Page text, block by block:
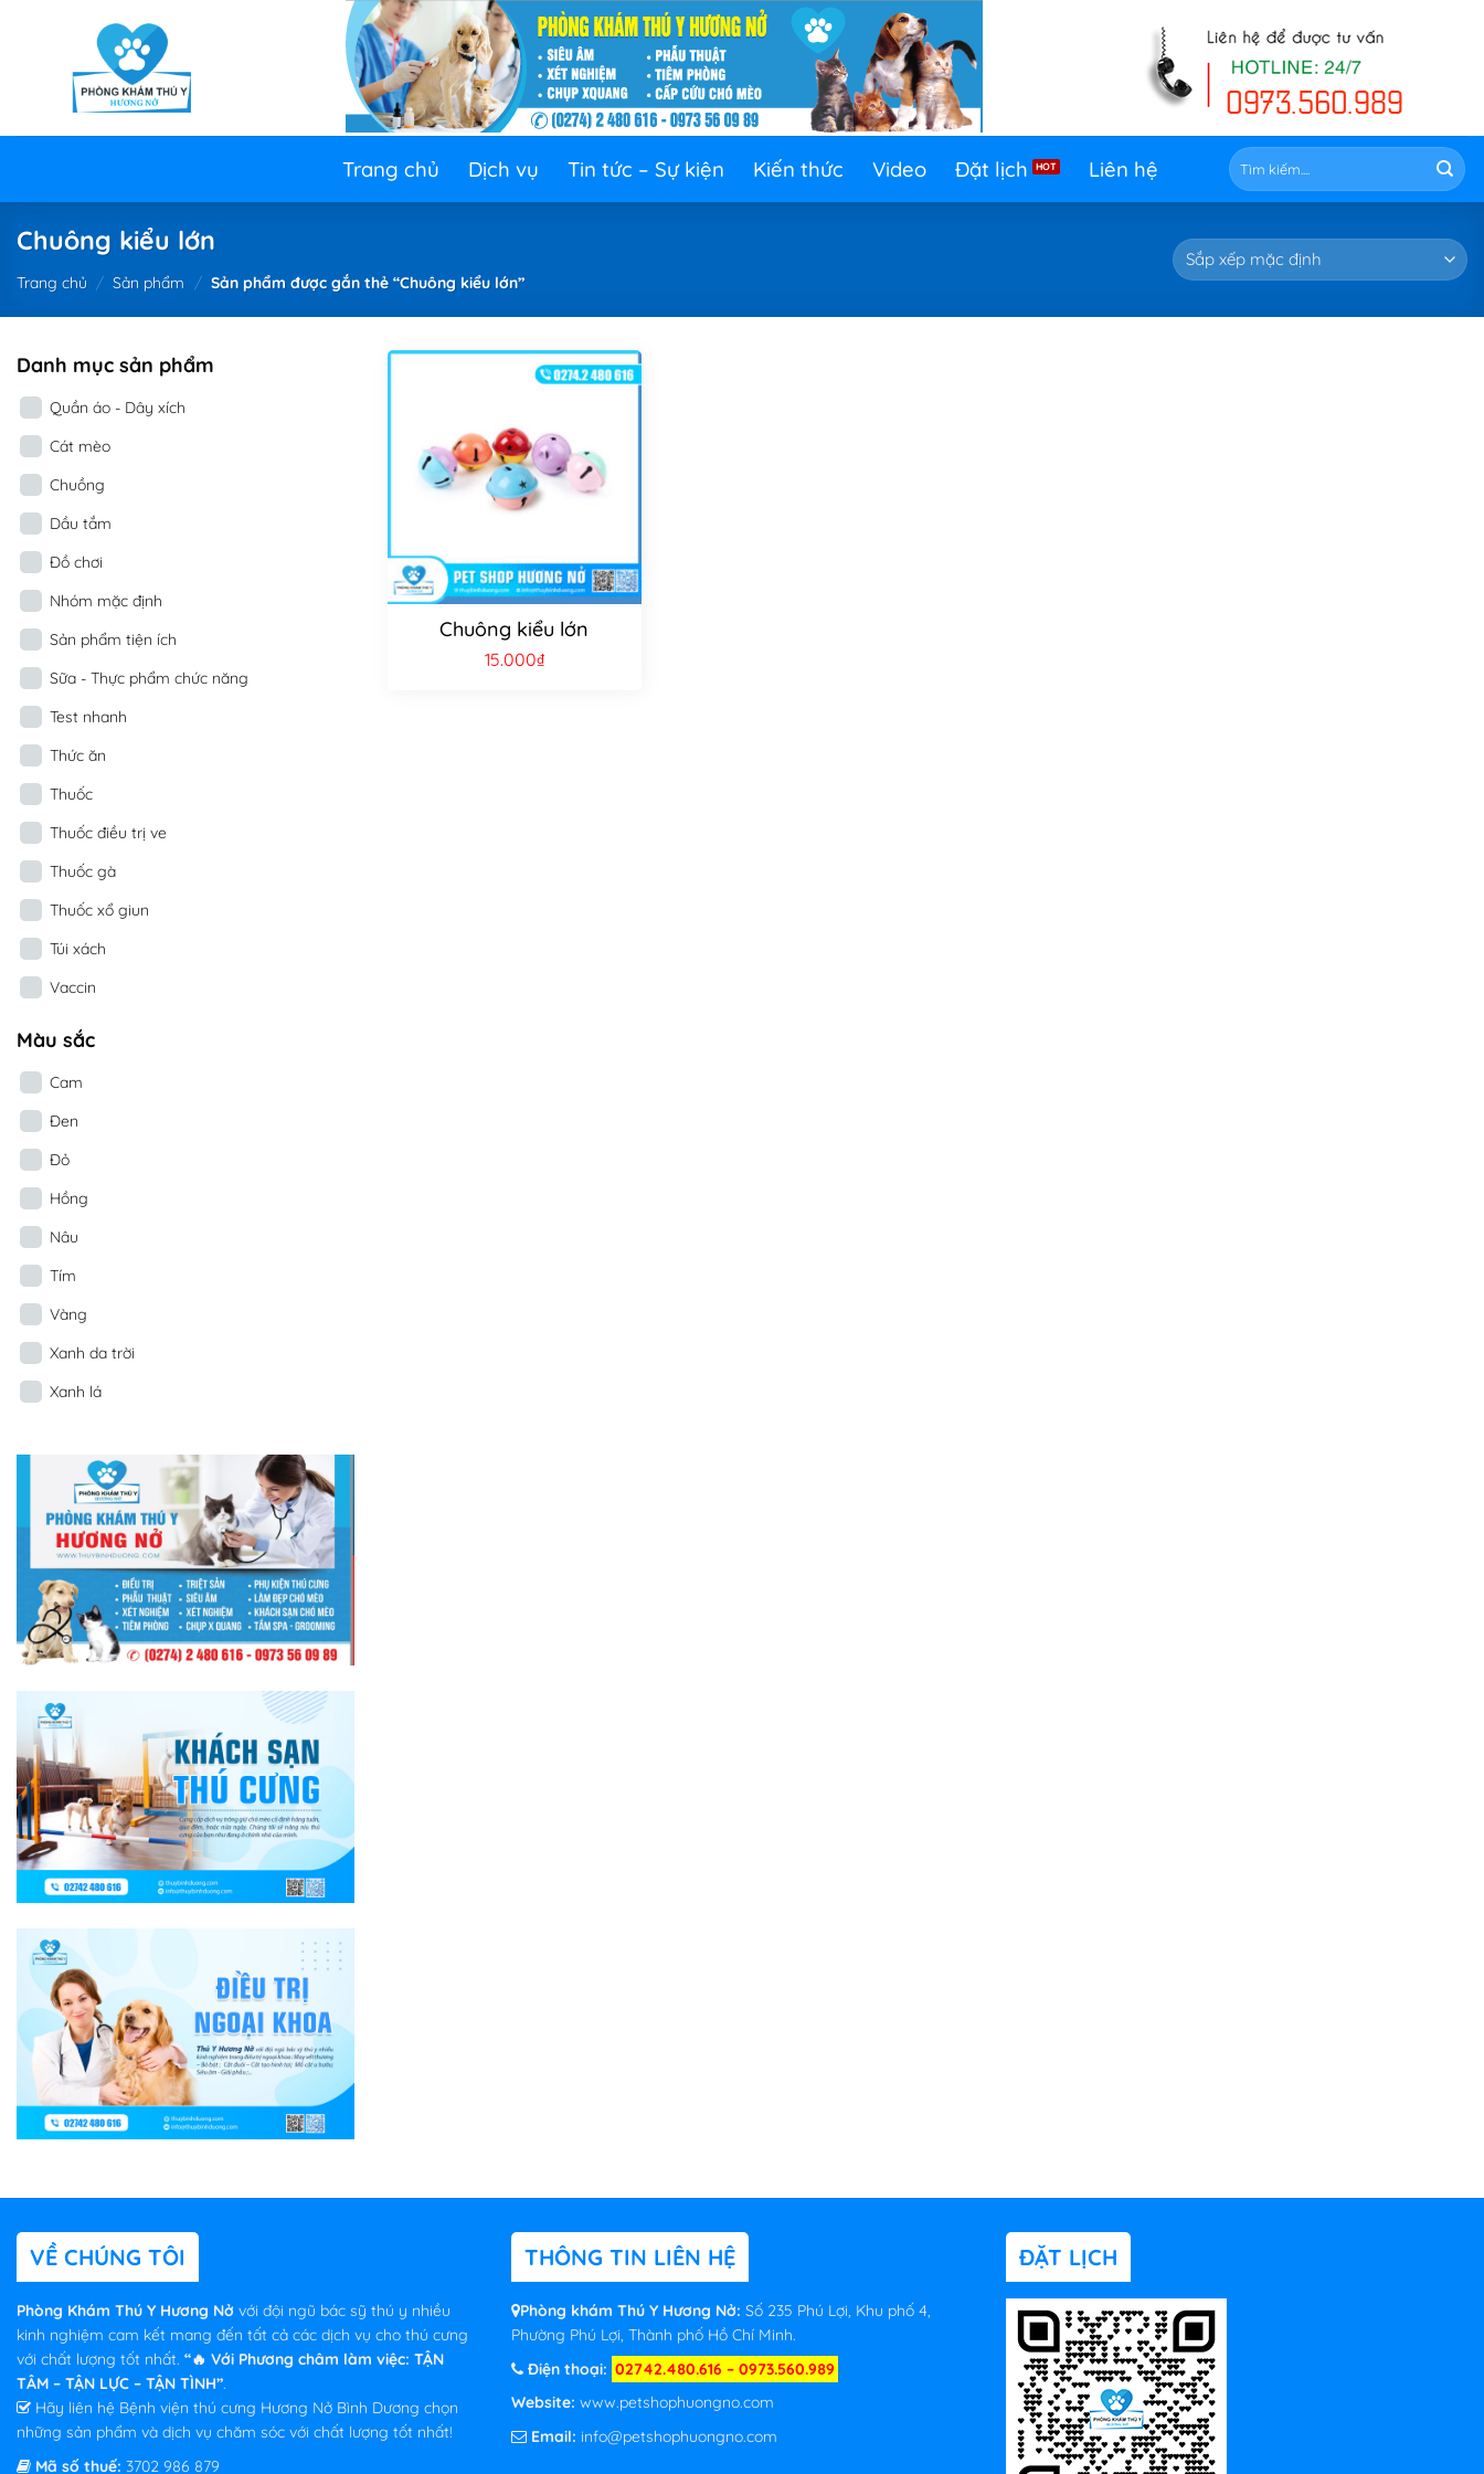
Trang chủ Dịch vụ Tin tức – Sự kiện Kiến thức Video Đặt lịch Liên hệ
Tìm
kiếm:
Chuông kiểu lớn
Trang chủ / Sản phẩm / Sản phẩm được gắn thẻ “Chuông kiểu lớn”
Danh mục sản phẩm
Quần áo - Dây xích
Cát mèo
Chuồng
Dầu tắm
Đồ chơi
Nhóm mặc định
Sản phẩm tiện ích
Sữa - Thực phẩm chức năng
Test nhanh
Thức ăn
Thuốc
Thuốc điều trị ve
Thuốc gà
Thuốc xổ giun
Túi xách
Vaccin
Màu sắc
Cam
Đen
Đỏ
Hồng
Nâu
Tím
Vàng
Xanh da trời
Xanh lá
Chuông kiểu lớn
15.000₫
VỀ CHÚNG TÔI
Phòng Khám Thú Y Hương Nở với đội ngũ bác sỹ thú y nhiều
kinh nghiệm cam kết mang đến tất cả các dịch vụ cho thú cưng
với chất lượng tốt nhất. “🔥 Với Phương châm làm việc: TẬN
TÂM – TẬN LỰC – TẬN TÌNH”.
Hãy liên hệ Bệnh viện thú cưng Hương Nở Bình Dương chọn
những sản phẩm và dịch vụ chăm sóc với chất lượng tốt nhất!
Mã số thuế: 3702 986 879
THÔNG TIN LIÊN HỆ
Phòng khám Thú Y Hương Nở: Số 235 Phú Lợi, Khu phố 4,
Phường Phú Lợi, Thành phố Hồ Chí Minh.
Điện thoại: 02742.480.616 – 0973.560.989
Website: www.petshophuongno.com
Email: info@petshophuongno.com
ĐẶT LỊCH